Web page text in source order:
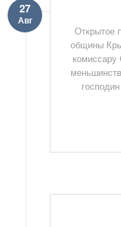
27
Авг
Открытое
общины